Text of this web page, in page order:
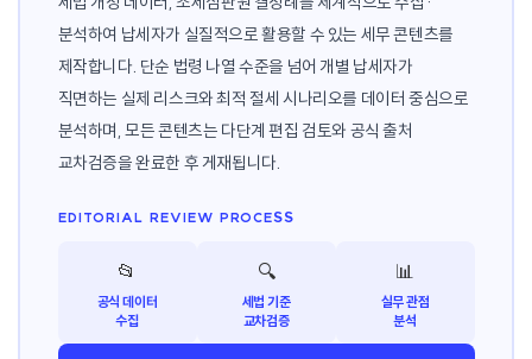
분석하여 납세자가 실질적으로 활용할 수 있는 세무 콘텐츠를
제작합니다. 단순 법령 나열 수준을 넘어 개별 납세자가
직면하는 실제 리스크와 최적 절세 시나리오를 데이터 중심으로
분석하며, 모든 콘텐츠는 다단계 편집 검토와 공식 출처
교차검증을 완료한 후 게재됩니다.
EDITORIAL REVIEW PROCESS
📂
공식 데이터
수집
🔍
세법 기준
교차검증
📊
실무 관점
분석